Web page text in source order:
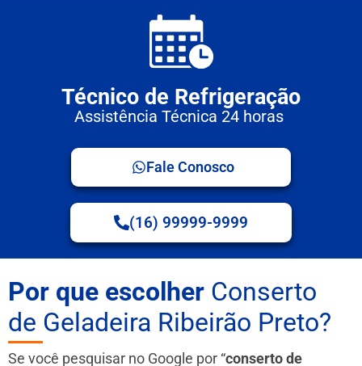
Técnico de Refrigeração
Assistência Técnica 24 horas
Fale Conosco
(16) 99999-9999
Por que escolher Conserto
de Geladeira Ribeirão Preto?
Se você pesquisar no Google por “conserto de